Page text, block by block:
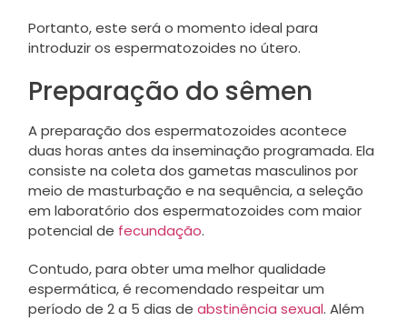
Portanto, este será o momento ideal para
introduzir os espermatozoides no útero.
Preparação do sêmen
A preparação dos espermatozoides acontece
duas horas antes da inseminação programada. Ela
consiste na coleta dos gametas masculinos por
meio de masturbação e na sequência, a seleção
em laboratório dos espermatozoides com maior
potencial de fecundação.
Contudo, para obter uma melhor qualidade
espermática, é recomendado respeitar um
período de 2 a 5 dias de abstinência sexual. Além